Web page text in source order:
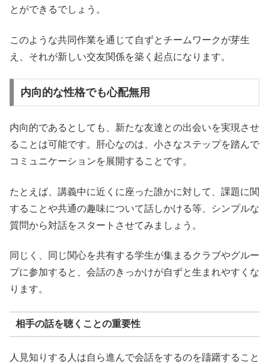
とができるでしょう。
このような共同作業を通じて自ずとチームワークが芽生
え、それが新しい交友関係を築く起点になります。
内向的な性格でも心配無用
内向的であるとしても、新たな友達との出会いを実現させ
ることは可能です。肝心なのは、小さなステップを踏んで
コミュニケーションを展開することです。
たとえば、講義中に近くに座った誰かに対して、課題に関
することや共通の趣味について話しかける等、シンプルな
質問から対話をスタートさせてみましょう。
同じく、同じ関心を共有する学生が集まるクラブやグルー
プに参加すると、会話のきっかけが自ずと生まれやすくな
ります。
相手の話を聴くことの重要性
人見知りする人は自ら進んで会話をするのを躊躇すること